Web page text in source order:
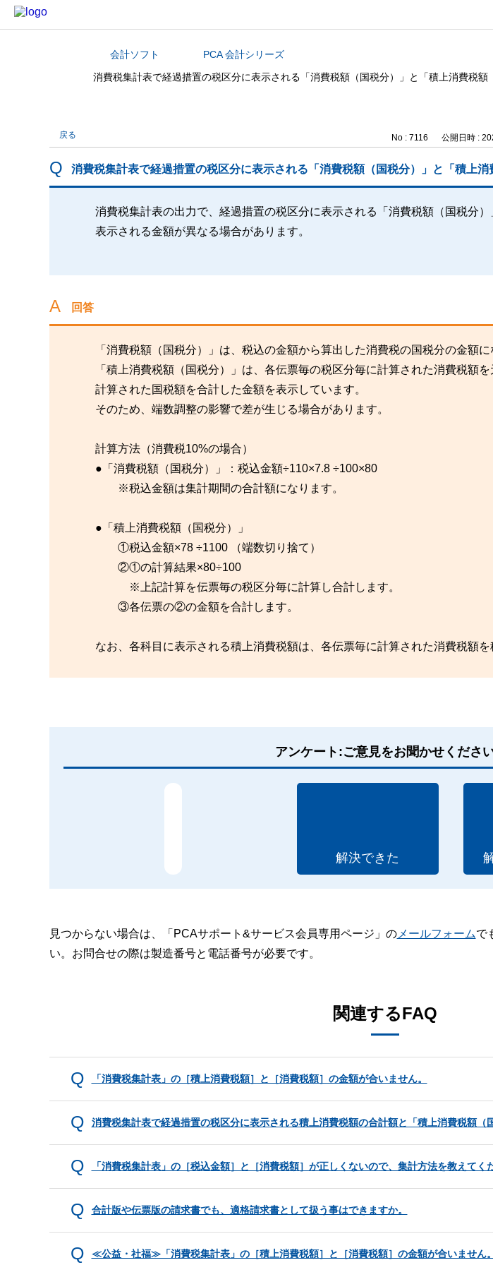
カテゴリから探す
会計ソフト
PCA 会計シリーズ
消費税集計表で経過措置の税区分に表示される「消費税額（国税分）」と「積上消費税額
戻る No : 7116 公開日時 :
消費税集計表で経過措置の税区分に表示される「消費税額（国税分）」と「積上消
消費税集計表の出力で、経過措置の税区分に表示される「消費税額（国税分
表示される金額が異なる場合があります。
回答
「消費税額（国税分）」は、税込の金額から算出した消費税の国税分の金額に
「積上消費税額（国税分）」は、各伝票毎の税区分毎に計算された消費税額
計算された国税額を合計した金額を表示しています。
そのため、端数調整の影響で差が生じる場合があります。
計算方法（消費税10%の場合）
●「消費税額（国税分）」：税込金額÷110×7.8 ÷100×80
※税込金額は集計期間の合計額になります。
●「積上消費税額（国税分）」
①税込金額×78 ÷1100 （端数切り捨て）
②①の計算結果×80÷100
※上記計算を伝票毎の税区分毎に計算し合計します。
③各伝票の②の金額を合計します。
なお、各科目に表示される積上消費税額は、各伝票毎に計算された消費税額を
アンケート:ご意見をお聞かせくださ
解決できた
見つからない場合は、「PCAサポート&サービス会員専用ページ」のメールフォームで
い。お問合せの際は製造番号と電話番号が必要です。
関連するFAQ
「消費税集計表」の［積上消費税額］と［消費税額］の金額が合いません。
消費税集計表で経過措置の税区分に表示される積上消費税額の合計額と「積上消費税額（
「消費税集計表」の［税込金額］と［消費税額］が正しくないので、集計方法を教えてく
合計版や伝票版の請求書でも、適格請求書として扱う事はできますか。
≪公益・社福≫「消費税集計表」の［積上消費税額］と［消費税額］の金額が合いません。